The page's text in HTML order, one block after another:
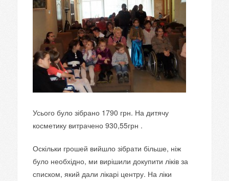
Усього було зібрано 1790 грн. На дитячу
косметику витрачено 930,55грн .
Оскільки грошей вийшло зібрати більше, ніж
було необхідно, ми вирішили докупити ліків за
списком, який дали лікарі центру. На ліки